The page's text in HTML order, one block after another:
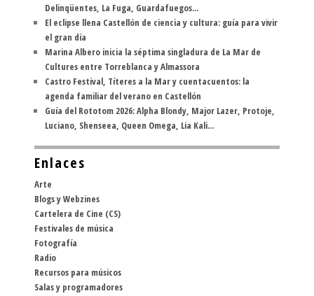
Delinqüentes, La Fuga, Guardafuegos...
El eclipse llena Castellón de ciencia y cultura: guía para vivir
el gran día
Marina Albero inicia la séptima singladura de La Mar de
Cultures entre Torreblanca y Almassora
Castro Festival, Títeres a la Mar y cuentacuentos: la
agenda familiar del verano en Castellón
Guía del Rototom 2026: Alpha Blondy, Major Lazer, Protoje,
Luciano, Shenseea, Queen Omega, Lia Kali...
Enlaces
Arte
Blogs y Webzines
Cartelera de Cine (CS)
Festivales de música
Fotografía
Radio
Recursos para músicos
Salas y programadores